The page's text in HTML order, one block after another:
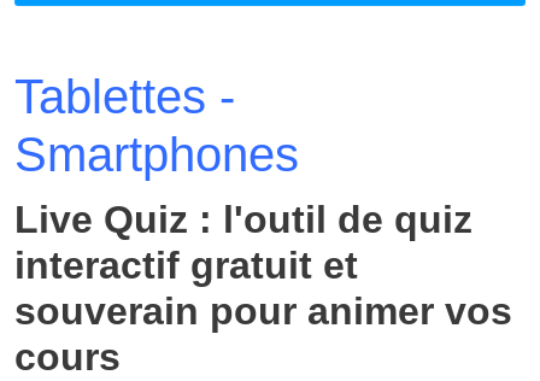
Tablettes -
Smartphones
Live Quiz : l'outil de quiz
interactif gratuit et
souverain pour animer vos
cours